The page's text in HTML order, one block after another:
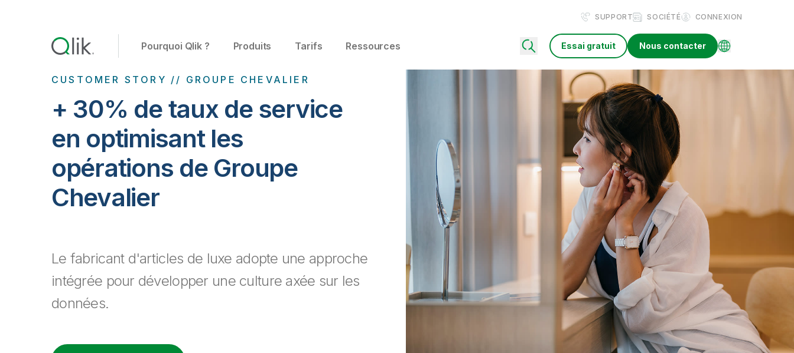
SUPPORT SOCIÉTÉ CONNEXION
Pourquoi Qlik ? Produits Tarifs Ressources Essai gratuit Nous contacter
CUSTOMER STORY // GROUPE CHEVALIER
+ 30% de taux de service
en optimisant les
opérations de Groupe
Chevalier
Le fabricant d'articles de luxe adopte une approche
intégrée pour développer une culture axée sur les
données.